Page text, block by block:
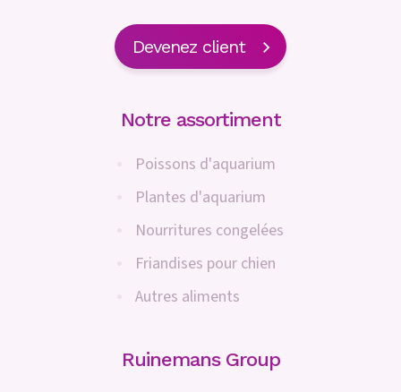
Devenez client
Notre assortiment
Poissons d'aquarium
Plantes d'aquarium
Nourritures congelées
Friandises pour chien
Autres aliments
Ruinemans Group